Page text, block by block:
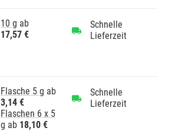
10 g ab
17,57 €
Schnelle
Lieferzeit
Flasche 5 g ab
3,14 €
Flaschen 6 x 5
g ab 18,10 €
Schnelle
Lieferzeit